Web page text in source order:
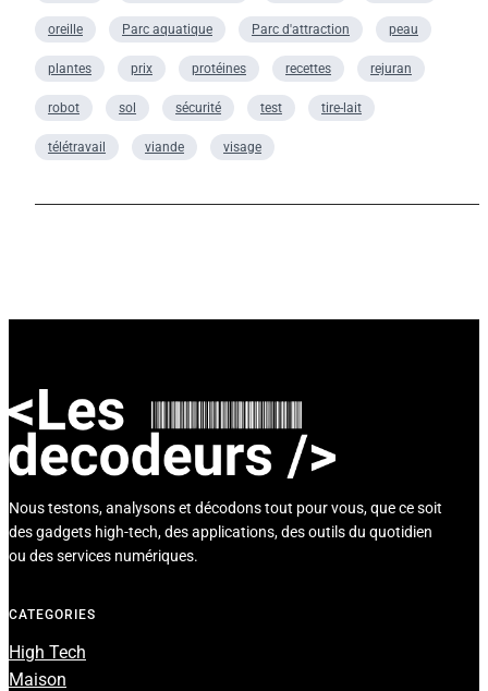
oreille Parc aquatique Parc d'attraction peau
plantes prix protéines recettes rejuran
robot sol sécurité test tire-lait
télétravail viande visage
Nous testons, analysons et décodons tout pour vous, que ce soit
des gadgets high-tech, des applications, des outils du quotidien
ou des services numériques.
CATEGORIES
High Tech
Maison